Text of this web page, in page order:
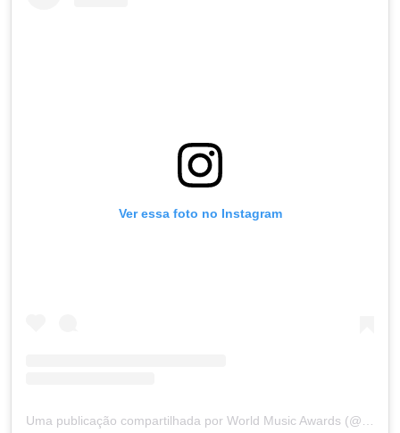
Ver essa foto no Instagram